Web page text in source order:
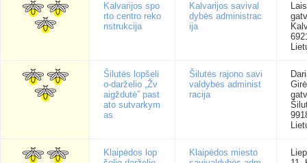
Kalvarijos spo
rto centro reko
nstrukcija
Kalvarijos savival
dybės administrac
ija
Šilutės lopšeli
o-darželio „Žv
aigždutė” past
ato sutvarkym
as
Šilutės rajono savi
valdybės administ
racija
Klaipėdos lop
Klaipėdos miesto